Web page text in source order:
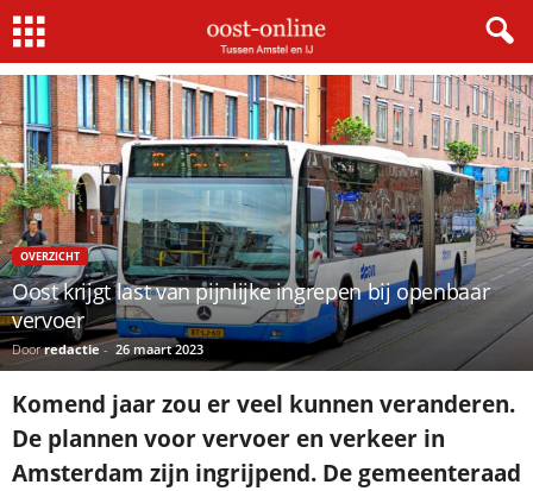
Home Oost krijgt last van pijnlijke ingrepen bij openbaar vervoer
OVERZICHT
Oost krijgt last van pijnlijke ingrepen bij openbaar
vervoer
Door redactie- 26 maart 2023
Komend jaar zou er veel kunnen veranderen.
De plannen voor vervoer en verkeer in
Amsterdam zijn ingrijpend. De gemeenteraad